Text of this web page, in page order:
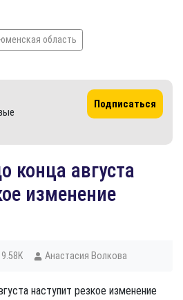
область
Подписаться
конца августа
изменение
Анастасия Волкова